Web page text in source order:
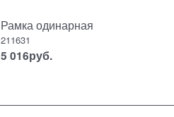
Рамка одинарная
211631
5 016руб.